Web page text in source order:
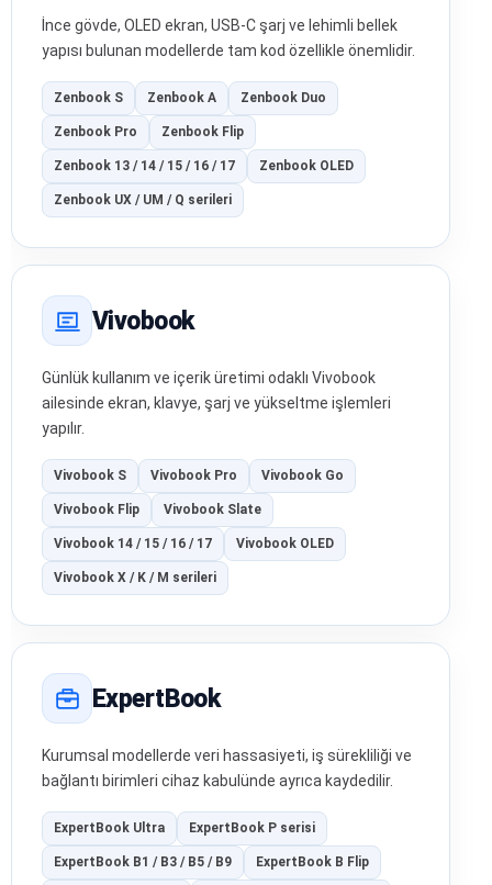
İnce gövde, OLED ekran, USB‑C şarj ve lehimli bellek
yapısı bulunan modellerde tam kod özellikle önemlidir.
Zenbook S Zenbook A Zenbook Duo
Zenbook Pro Zenbook Flip
Zenbook 13 / 14 / 15 / 16 / 17 Zenbook OLED
Zenbook UX / UM / Q serileri
Vivobook
Günlük kullanım ve içerik üretimi odaklı Vivobook
ailesinde ekran, klavye, şarj ve yükseltme işlemleri
yapılır.
Vivobook S Vivobook Pro Vivobook Go
Vivobook Flip Vivobook Slate
Vivobook 14 / 15 / 16 / 17 Vivobook OLED
Vivobook X / K / M serileri
ExpertBook
Kurumsal modellerde veri hassasiyeti, iş sürekliliği ve
bağlantı birimleri cihaz kabulünde ayrıca kaydedilir.
ExpertBook Ultra ExpertBook P serisi
ExpertBook B1 / B3 / B5 / B9 ExpertBook B Flip